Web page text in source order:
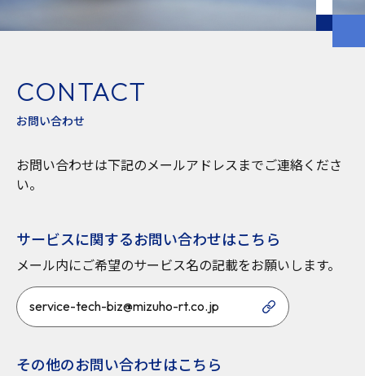
CONTACT
お問い合わせ
お問い合わせは下記のメールアドレスまでご連絡くださ
い。
サービスに関するお問い合わせはこちら
メール内にご希望のサービス名の記載をお願いします。
service-tech-biz@mizuho-rt.co.jp
その他のお問い合わせはこちら